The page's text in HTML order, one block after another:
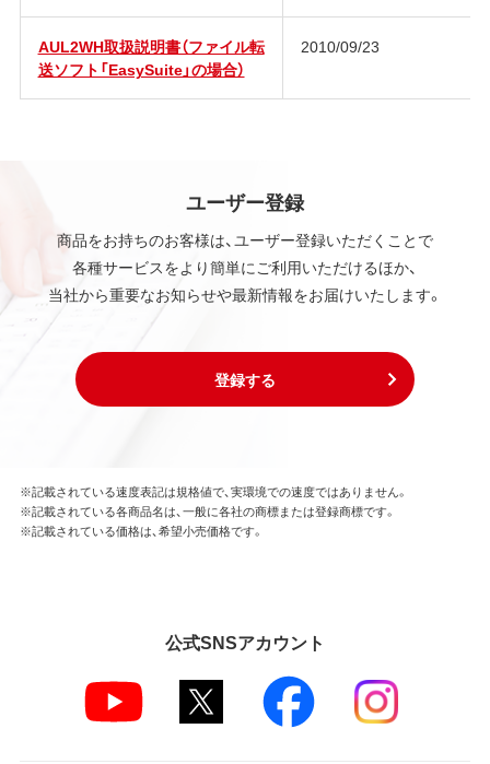
AUL2WH取扱説明書（ファイル転
送ソフト「EasySuite」の場合）
2010/09/23
ユーザー登録
商品をお持ちのお客様は、ユーザー登録いただくことで
各種サービスをより簡単にご利用いただけるほか、
当社から重要なお知らせや最新情報をお届けいたします。
登録する
※記載されている速度表記は規格値で、実環境での速度ではありません。
※記載されている各商品名は、一般に各社の商標または登録商標です。
※記載されている価格は、希望小売価格です。
公式SNSアカウント